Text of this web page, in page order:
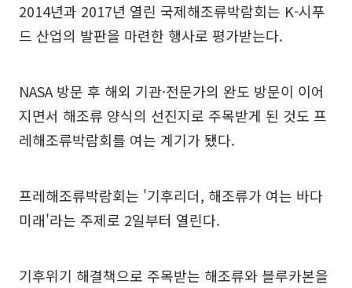
2014년과 2017년 열린 국제해조류박람회는 K-시푸
드 산업의 발판을 마련한 행사로 평가받는다.
NASA 방문 후 해외 기관·전문가의 완도 방문이 이어
지면서 해조류 양식의 선진지로 주목받게 된 것도 프
레해조류박람회를 여는 계기가 됐다.
프레해조류박람회는 '기후리더, 해조류가 여는 바다
미래'라는 주제로 2일부터 열린다.
기후위기 해결책으로 주목받는 해조류와 블루카본을